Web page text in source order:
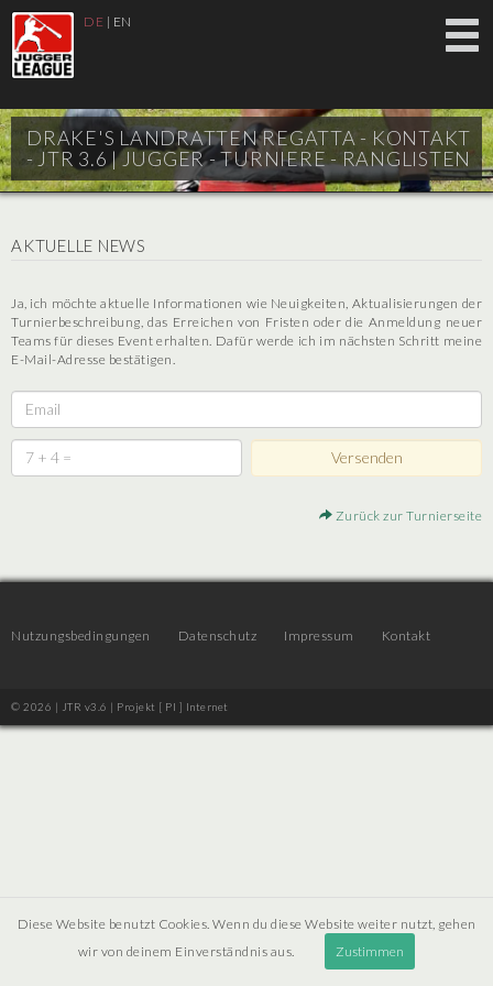
DE | EN
DRAKE'S LANDRATTEN REGATTA - KONTAKT
- JTR 3.6 |JUGGER - TURNIERE - RANGLISTEN
AKTUELLE NEWS
Ja, ich möchte aktuelle Informationen wie Neuigkeiten, Aktualisierungen der
Turnierbeschreibung, das Erreichen von Fristen oder die Anmeldung neuer
Teams für dieses Event erhalten. Dafür werde ich im nächsten Schritt meine
E-Mail-Adresse bestätigen.
Zurück zur Turnierseite
Nutzungsbedingungen Datenschutz Impressum Kontakt
© 2026 | JTR v3.6 | Projekt [ PI ] Internet
Diese Website benutzt Cookies. Wenn du diese Website weiter nutzt, gehen
wir von deinem Einverständnis aus.
Zustimmen